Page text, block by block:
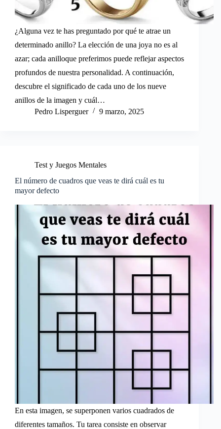
¿Alguna vez te has preguntado por qué te atrae un
determinado anillo? La elección de una joya no es al
azar; cada anilloque preferimos puede reflejar aspectos
profundos de nuestra personalidad. A continuación,
descubre el significado de cada uno de los nueve
anillos de la imagen y cuál…
Pedro Lisperguer
9 marzo, 2025
Test y Juegos Mentales
El número de cuadros que veas te dirá cuál es tu
mayor defecto
En esta imagen, se superponen varios cuadrados de
diferentes tamaños. Tu tarea consiste en observar